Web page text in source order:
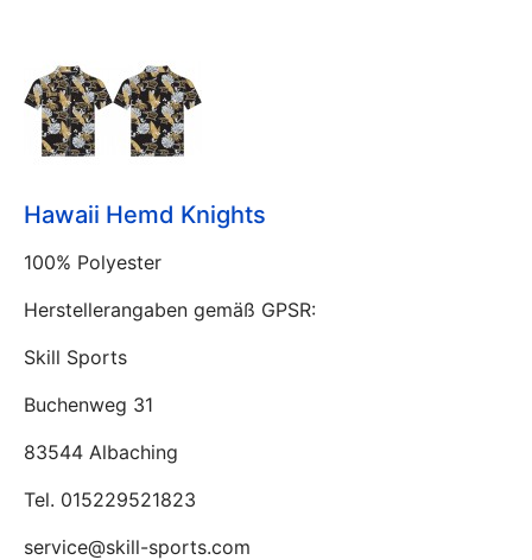
Hawaii Hemd Knights
100% Polyester
Herstellerangaben gemäß GPSR:
Skill Sports
Buchenweg 31
83544 Albaching
Tel. 015229521823
service@skill-sports.com